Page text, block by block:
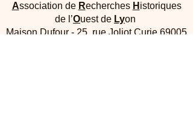
Association de Recherches H istoriques
de l’Ouest de Lyon
Maison Dufour - 25, rue Joliot Curie 69005